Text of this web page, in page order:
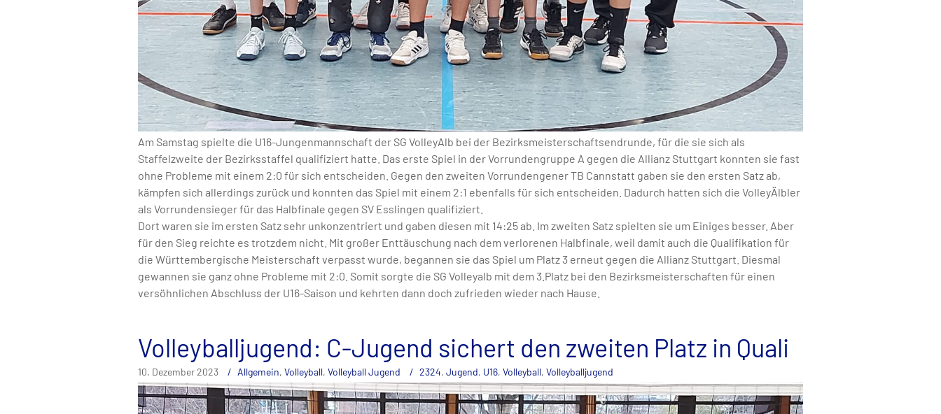
Am Samstag spielte die U16-Jungenmannschaft der SG VolleyAlb bei der Bezirksmeisterschaftsendrunde, für die sie sich als
Staffelzweite der Bezirksstaffel qualifiziert hatte. Das erste Spiel in der Vorrundengruppe A gegen die Allianz Stuttgart konnten sie fast
ohne Probleme mit einem 2:0 für sich entscheiden. Gegen den zweiten Vorrundengener TB Cannstatt gaben sie den ersten Satz ab,
kämpfen sich allerdings zurück und konnten das Spiel mit einem 2:1 ebenfalls für sich entscheiden. Dadurch hatten sich die VolleyÄlbler
als Vorrundensieger für das Halbfinale gegen SV Esslingen qualifiziert.
Dort waren sie im ersten Satz sehr unkonzentriert und gaben diesen mit 14:25 ab. Im zweiten Satz spielten sie um Einiges besser. Aber
für den Sieg reichte es trotzdem nicht. Mit großer Enttäuschung nach dem verlorenen Halbfinale, weil damit auch die Qualifikation für
die Württembergische Meisterschaft verpasst wurde, begannen sie das Spiel um Platz 3 erneut gegen die Allianz Stuttgart. Diesmal
gewannen sie ganz ohne Probleme mit 2:0. Somit sorgte die SG Volleyalb mit dem 3.Platz bei den Bezirksmeisterschaften für einen
versöhnlichen Abschluss der U16-Saison und kehrten dann doch zufrieden wieder nach Hause.
Volleyballjugend: C-Jugend sichert den zweiten Platz in Quali
10. Dezember 2023 Allgemein, Volleyball, Volleyball Jugend 2324, Jugend, U16, Volleyball, Volleyballjugend